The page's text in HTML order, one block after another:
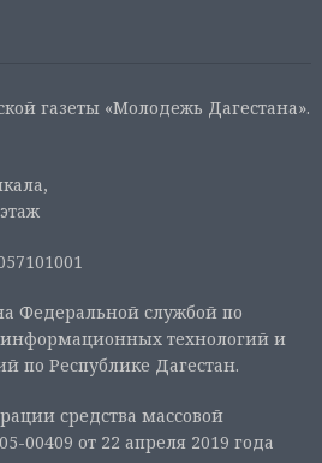
газеты «Молодежь Дагестана».
Федеральной службой по
информационных технологий и
по Республике Дагестан.
средства массовой
от 22 апреля 2019 года